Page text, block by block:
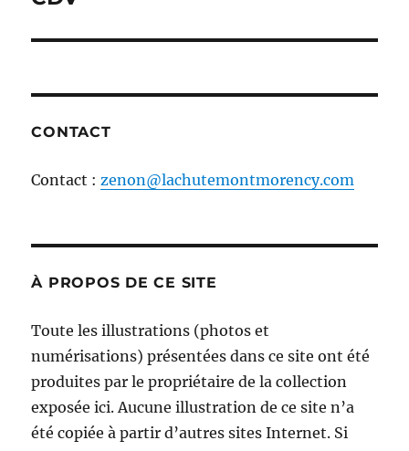
CONTACT
Contact : zenon@lachutemontmorency.com
À PROPOS DE CE SITE
Toute les illustrations (photos et
numérisations) présentées dans ce site ont été
produites par le propriétaire de la collection
exposée ici. Aucune illustration de ce site n’a
été copiée à partir d’autres sites Internet. Si